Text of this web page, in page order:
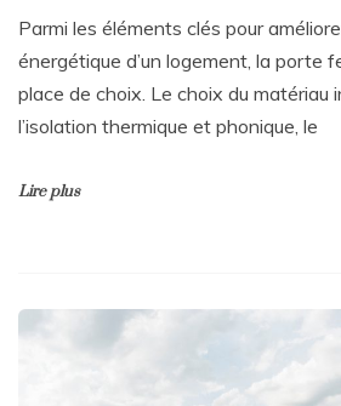
Parmi les éléments clés pour
énergétique d’un logement, la porte
place de choix. Le choix du matériau
l’isolation thermique et phonique, le
Lire plus